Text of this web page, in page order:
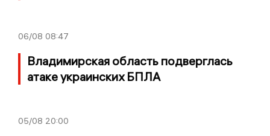
06/08 08:47
Владимирская область подверглась
атаке украинских БПЛА
05/08 20:00